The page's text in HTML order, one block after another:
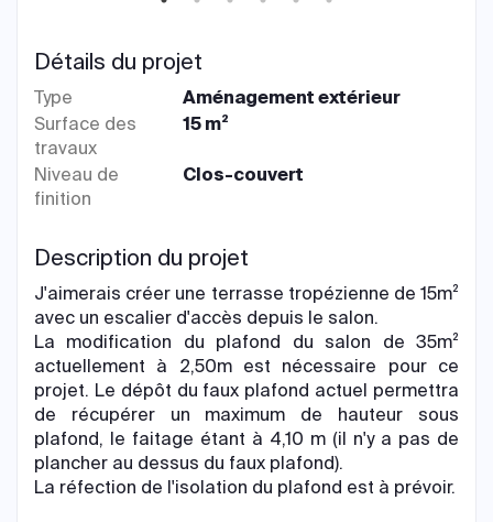
Détails du projet
Type
Aménagement extérieur
Surface des
travaux
15 m²
Niveau de
finition
Clos-couvert
Description du projet
J'aimerais créer une terrasse tropézienne de 15m²
avec un escalier d'accès depuis le salon.
La modification du plafond du salon de 35m²
actuellement à 2,50m est nécessaire pour ce
projet. Le dépôt du faux plafond actuel permettra
de récupérer un maximum de hauteur sous
plafond, le faitage étant à 4,10 m (il n'y a pas de
plancher au dessus du faux plafond).
La réfection de l'isolation du plafond est à prévoir.